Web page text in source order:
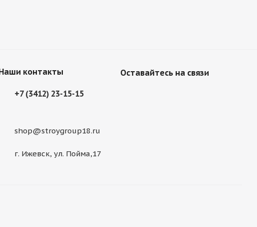
контакты
+7 (3412) 23-15-15
shop@stroygroup18.ru
г. Ижевск, ул. Пойма,17
Оставайтесь на связи